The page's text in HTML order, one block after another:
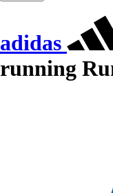
adidas
running